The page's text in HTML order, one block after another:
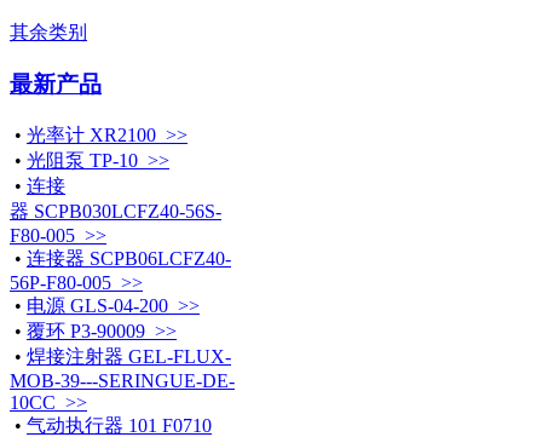
其余类别
最新产品
• 光率计 XR2100 >>
• 光阻泵 TP-10 >>
• 连接
器 SCPB030LCFZ40-56S-
F80-005 >>
• 连接器 SCPB06LCFZ40-
56P-F80-005 >>
• 电源 GLS-04-200 >>
• 覆环 P3-90009 >>
• 焊接注射器 GEL-FLUX-
MOB-39---SERINGUE-DE-
10CC >>
• 气动执行器 101 F0710